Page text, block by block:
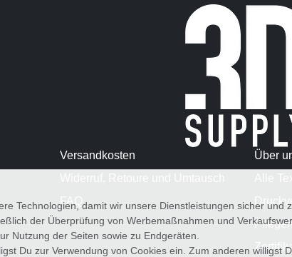
Versandkosten
FAQ
Über
Technologien, damit wir unsere Dienstleistungen sicher
der Überprüfung von Werbemaßnahmen und
Nutzung der Seiten sowie zu Endgeräten.
Du zur Verwendung von Cookies ein. Zum anderen